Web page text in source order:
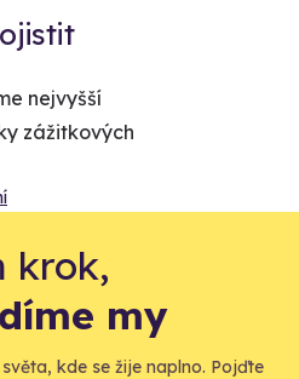
nejvyšší
zážitkových
krok,
my
kde se žije naplno. Pojďte